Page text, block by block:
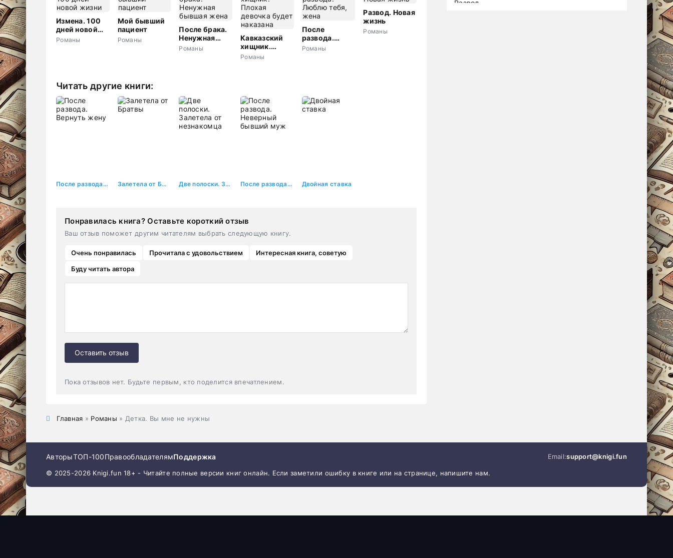
Измена. 100
дней новой
жизни
Романы
Мой бывший
пациент
Романы
После брака.
Ненужная
бывшая жена
Романы
Кавказский
хищник.
Плохая
Романы
После
развода.
Люблю тебя,
Романы
Развод. Новая
жизнь
Романы
Читать другие книги:
После развода. Вернуть жену Залетела от Братвы Две полоски. Залетела от незнакомца После развода. Неверный бывший муж Двойная ставка
Понравилась книга? Оставьте короткий отзыв
Ваш отзыв поможет другим читателям выбрать следующую книгу.
Очень понравилась Прочитала с удовольствием
Интересная книга, советую
Буду читать автора
Оставить отзыв
Пока отзывов нет. Будьте первым, кто поделится впечатлением.
Главная » Романы » Детка. Вы мне не нужны
АвторыТОП-100ПравообладателямПоддержка Email:support@knigi.fun
© 2025-2026 Knigi.fun 18+ - Читайте полные версии книг онлайн. Если заметили ошибку в книге или на странице, напишите нам.